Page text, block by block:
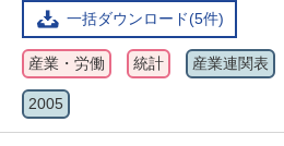
一括ダウンロード(5件)
産業・労働 統計 産業連関表
2005